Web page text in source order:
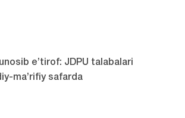
e’tirof: JDPU talabalari
ma’rifiy safarda